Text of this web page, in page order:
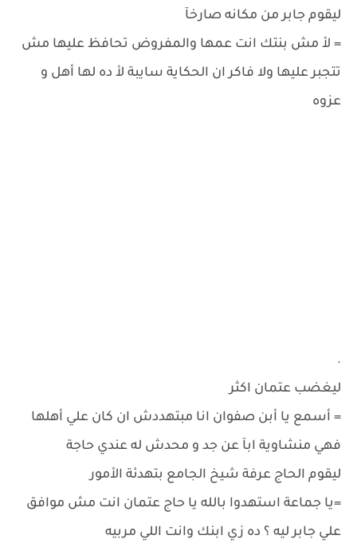
ليقوم جابر من مكانه صارخآ
= لأ مش بنتك انت عمها والمفروض تحافظ عليها مش
تتجبر عليها ولا فاكر ان الحكاية سايبة لأ ده لها أهل و
عزوه
.
ليغضب عتمان اكثر
= أسمع يا أبن صفوان انا مبتهددش ان كان علي أهلها
فهي منشاوية ابآ عن جد و محدش له عندي حاجة
ليقوم الحاج عرفة شيخ الجامع بتهدئة الأمور
=يا جماعة استهدوا بالله يا حاج عتمان انت مش موافق
علي جابر ليه ؟ ده زي ابنك وانت اللي مربيه